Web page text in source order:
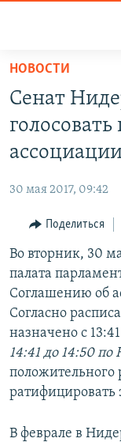
Вернуться
основному
содержанию
главной
Вернутся
поиску
СПЕЦПРОЕКТЫ
11 ЛЕТ
ЕЩЕ
ИНТЕРАКТИВ
ИНФОГРАФИКА
ТЕЛЕПРОЕКТ
СОВЕТЫ
ПРОПАВШИЕ БЕЗ
ПОБЕДИТЕЛЕЙ НЕ
РАДІО СВОБОДА
КАК ОБОЙТИ
Українською
Qırımtatar
ПРИСОЕДИНЯЙТЕСЬ!
НОВОСТИ
Сенат
30 мая 2017, 09:42
Поделиться
Во вторник, 30
палата
Соглашению об
Согласно
назначено с
14:41 до 14:50 по
положительного
ратифицировать
В феврале в